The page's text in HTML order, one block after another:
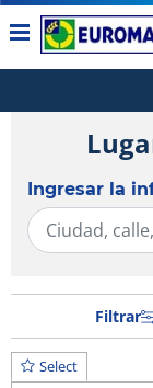
Ingresar la
Filtrar
Select